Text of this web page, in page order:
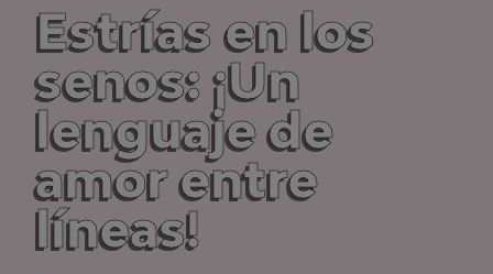
Estrías en los
senos: ¡Un
lenguaje de
amor entre
líneas!